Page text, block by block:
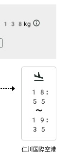
138kg
18:
55
〜
19:
35
仁川国際空港